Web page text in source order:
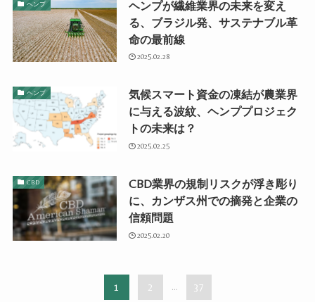
ヘンプ
ヘンプが繊維業界の未来を変え
る、ブラジル発、サステナブル革
命の最前線
2025.02.28
ヘンプ
気候スマート資金の凍結が農業界
に与える波紋、ヘンププロジェク
トの未来は？
2025.02.25
CBD
CBD業界の規制リスクが浮き彫り
に、カンザス州での摘発と企業の
信頼問題
2025.02.20
1 2 37